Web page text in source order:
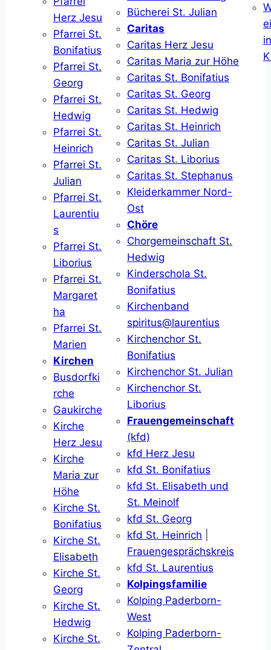
Herz Jesu
Pfarrei St.
Bonifatius
Pfarrei St.
Georg
Pfarrei St.
Hedwig
Pfarrei St.
Heinrich
Pfarrei St.
Julian
Pfarrei St.
Laurentiu
s
Pfarrei St.
Liborius
Pfarrei St.
Margaret
ha
Pfarrei St.
Marien
Kirchen
Busdorfki
rche
Gaukirche
Kirche
Herz Jesu
Kirche
Maria zur
Höhe
Kirche St.
Bonifatius
Kirche St.
Elisabeth
Kirche St.
Georg
Kirche St.
Hedwig
Kirche St.
Bücherei St. Julian
Caritas
Caritas Herz Jesu
Caritas Maria zur Höhe
Caritas St. Bonifatius
Caritas St. Georg
Caritas St. Hedwig
Caritas St. Heinrich
Caritas St. Julian
Caritas St. Liborius
Caritas St. Stephanus
Kleiderkammer Nord-
Ost
Chöre
Chorgemeinschaft St.
Hedwig
Kinderschola St.
Bonifatius
Kirchenband
spiritus@laurentius
Kirchenchor St.
Bonifatius
Kirchenchor St. Julian
Kirchenchor St.
Liborius
Frauengemeinschaft
(kfd)
kfd Herz Jesu
kfd St. Bonifatius
kfd St. Elisabeth und
St. Meinolf
kfd St. Georg
kfd St. Heinrich
Frauengesprächskreis
kfd St. Laurentius
Kolpingsfamilie
Kolping Paderborn-
West
Kolping Paderborn-